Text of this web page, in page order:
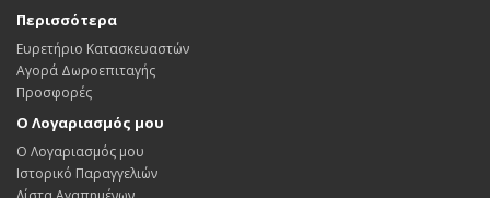
Περισσότερα
Ευρετήριο Κατασκευαστών
Αγορά Δωροεπιταγής
Προσφορές
Ο Λογαριασμός μου
Ο Λογαριασμός μου
Ιστορικό Παραγγελιών